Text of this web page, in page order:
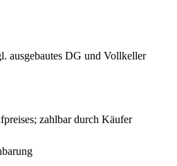
ausgebautes DG und Vollkeller
zahlbar durch Käufer